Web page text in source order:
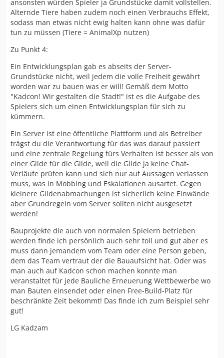
und ja besonders schrecken im Allgemeinen die
einfachen Spielwilligen ab.
Die Plug-ins sollten so ausgewählt werden, dass der
Übergang zur nächsten MC-Version nicht immer zu
4.
Das Fehlen von Straßen und eines allgemeinen
Entwicklungsplans machte die Karte einfach hässlich
und uninteressant. Bis zum absoluten Nullpunkt
gegrabene und nicht abgedeckte GS oder riesige
Flächen mit flachem Gras sind kaum etwas
Bemerkenswertes.
Das Fehlen eines gemeinsamen Raums für alle oder
zumindest für Gilden schränkt die Möglichkeiten des
gemeinsamen Spiels ein. Wenn es solche Räume gäbe,
bräuchte Team nicht einzugreifen, da die Zünfte selbst
auf das Verhalten ihrer Mitglieder achten könnten.
So kann man zum Beispiel immer vorhersagen, wo
Straßen, Kanaleisenbahnen und dergleichen liegen
könnten, und deren Bau willigen Spielern überlassen.
Warum das Team überlasten?
Fasolek
ansonsten würden Spieler ja Grundstücke damit vollstellen.
Alternde Tiere haben zudem noch einen Verbrauchs Effekt,
sodass man etwas nicht ewig halten kann ohne was dafür
tun zu müssen (Tiere = AnimalXp nutzen)
Zu Punkt 4:
Ein Entwicklungsplan gab es abseits der Server-
Grundstücke nicht, weil jedem die volle Freiheit gewährt
worden war zu bauen was er will! Gemäß dem Motto
"Kadcon! Wir gestalten die Stadt!" ist es die Aufgabe des
Spielers sich um einen Entwicklungsplan für sich zu
kümmern.
Ein Server ist eine öffentliche Plattform und als Betreiber
trägst du die Verantwortung für das was darauf passiert
und eine zentrale Regelung fürs Verhalten ist besser als von
einer Gilde für die Gilde, weil die Gilde ja keine Chat-
Verläufe prüfen kann und sich nur auf Aussagen verlassen
muss, was in Mobbing und Eskalationen ausartet. Gegen
kleinere Gildenabmachungen ist sicherlich keine Einwände
aber Grundregeln vom Server sollten nicht ausgesetzt
werden!
Bauprojekte die auch von normalen Spielern betrieben
werden finde ich persönlich auch sehr toll und gut aber es
muss dann jemandem vom Team oder eine Person geben,
dem das Team vertraut der die Bauaufsicht hat. Oder was
man auch auf Kadcon schon machen konnte man
veranstaltet für jede Bauliche Erneuerung Wettbewerbe wo
man Bauten einsendet oder einen Free-Build-Platz für
beschränkte Zeit bekommt! Das finde ich zum Beispiel sehr
gut!
LG Kadzam